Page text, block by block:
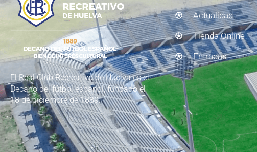
El Real Club Recreativo de Huelva es el
Decano del fútbol español, fundado el
18 de diciembre de 1889.
Actualidad
Tienda Online
Entradas